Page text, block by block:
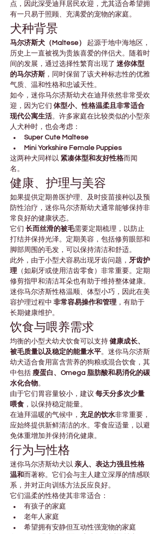
点，因此深受迪拜居民欢迎，尤其适合希望拥
有一只易于照顾、充满爱的宠物的家庭。
犬种背景
马尔济斯犬（Maltese）
起源于地中海地区，
历史上一直被视为贵族喜爱的伴侣犬。随着时
间的发展，通过选择性繁育出现了 迷你体型
的马尔济斯 ，同时保留了该犬种标志性的优雅
气质、温和性格和忠诚天性。
如今，迷你马尔济斯幼犬在迪拜依然非常受欢
迎，因为它们 体型小、性格温柔且非常适合
现代公寓生活。许多家庭在比较类似的小型亲
人犬种时，也会考虑：
Super Cute Maltese
Mini Yorkshire Female Puppies
这两种犬同样以 紧凑体型和友好性格而闻
名。
健康、护理与美容
如果提供定期兽医护理、及时疫苗接种以及预
防性治疗，迷你马尔济斯幼犬通常能够保持非
常良好的健康状态。
它们 长而丝滑的被毛需要定期梳理，以防止
打结并保持光泽。定期美容，包括修剪眼部和
脚部周围的毛发，可以保持清洁和舒适。
此外，由于小型犬容易出现牙齿问题， 牙齿护
理 （如刷牙或使用洁齿零食）非常重要。定期
修剪指甲和清洁耳朵也有助于维持整体健康。
迷你马尔济斯性格温顺、体型小巧，因此在美
容护理过程中 非常容易操作和管理 ，有助于
长期健康维护。
饮食与喂养需求
均衡的小型犬幼犬饮食可以支持 健康成长、
被毛质量以及稳定的能量水平。迷你马尔济斯
幼犬适合食用富含营养的狗粮或混合饮食，其
中包括 瘦蛋白、Omega 脂肪酸和易消化的碳
水化合物 。
由于它们胃容量较小，建议 每天分多次少量
喂食 ，以保持稳定能量。
在迪拜温暖的气候中， 充足的饮水非常重要，
应始终提供新鲜清洁的水。零食应适量，以避
免体重增加并保持消化健康。
行为与性格
迷你马尔济斯幼犬以 亲人、表达力强且性格
温和 而著称。它们会与主人建立深厚的情感联
系，并对正向训练方法反应良好。
它们温柔的性格使其非常适合：
有孩子的家庭
老年人家庭
希望拥有安静但互动性强宠物的家庭